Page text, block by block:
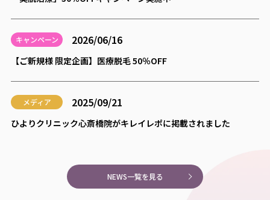
キャンペーン 2026/06/16
【ご新規様 限定企画】医療脱毛 50％OFF
メディア 2025/09/21
ひよりクリニック心斎橋院がキレイレポに掲載されました
NEWS一覧を見る